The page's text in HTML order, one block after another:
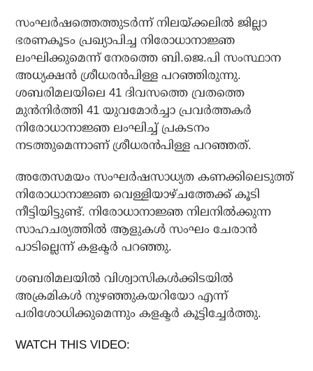
സംഘര്‍ഷത്തെത്തുടര്‍ന്ന് നിലയ്ക്കലില്‍ ജില്ലാ
ഭരണകൂടം പ്രഖ്യാപിച്ച നിരോധാനാജ്ഞ
ലംഘിക്കുമെന്ന് നേരത്തെ ബി.ജെ.പി സംസ്ഥാന
അധ്യക്ഷന്‍ ശ്രീധരന്‍പിള്ള പറഞ്ഞിരുന്നു.
ശബരിമലയിലെ 41 ദിവസത്തെ വ്രതത്തെ
മുന്‍നിര്‍ത്തി 41 യുവമോര്‍ച്ചാ പ്രവര്‍ത്തകര്‍
നിരോധാനാജ്ഞ ലംഘിച്ച് പ്രകടനം
നടത്തുമെന്നാണ് ശ്രീധരന്‍പിള്ള പറഞ്ഞത്.
അതേസമയം സംഘര്‍ഷസാധ്യത കണക്കിലെടുത്ത്
നിരോധാനാജ്ഞ വെള്ളിയാഴ്ചത്തേക്ക് കൂടി
നീട്ടിയിട്ടുണ്ട്. നിരോധാനാജ്ഞ നിലനില്‍ക്കുന്ന
സാഹചര്യത്തില്‍ ആളുകള്‍ സംഘം ചേരാന്‍
പാടില്ലെന്ന് കളക്ടര്‍ പറഞ്ഞു.
ശബരിമലയില്‍ വിശ്വാസികള്‍ക്കിടയില്‍
അക്രമികള്‍ നുഴഞ്ഞുകയറിയോ എന്ന്
പരിശോധിക്കുമെന്നും കളക്ടര്‍ കൂട്ടിച്ചേര്‍ത്തു.
WATCH THIS VIDEO: